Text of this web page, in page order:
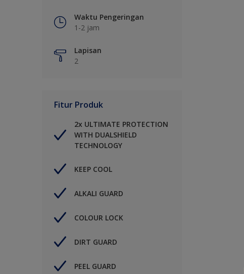
Waktu Pengeringan
1-2 jam
Lapisan
2
Fitur Produk
2x ULTIMATE PROTECTION
WITH DUALSHIELD
TECHNOLOGY
KEEP COOL
ALKALI GUARD
COLOUR LOCK
DIRT GUARD
PEEL GUARD